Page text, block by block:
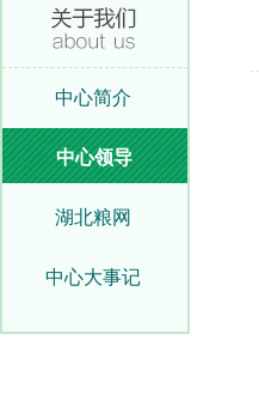
中心简介
中心领导
湖北粮网
中心大事记